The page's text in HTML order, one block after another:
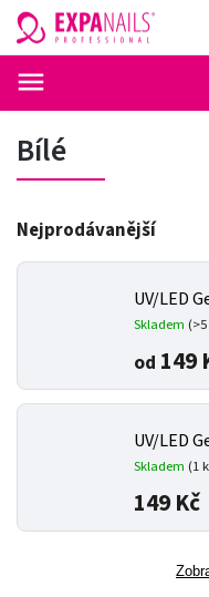
Bílé
Nejprodávanější
UV/LED
Skladem
od 149
UV/LED
Skladem (1
149 Kč